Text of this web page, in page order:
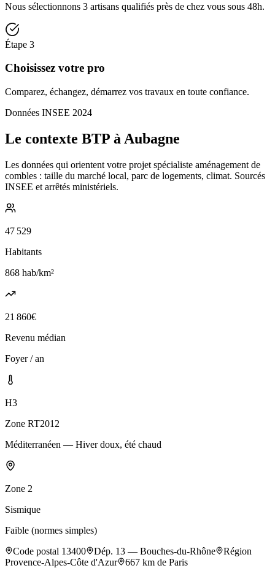
Nous sélectionnons 3 artisans qualifiés près de chez vous sous 48h.
Étape 3
Choisissez votre pro
Comparez, échangez, démarrez vos travaux en toute confiance.
Données INSEE 2024
Le contexte BTP à Aubagne
Les données qui orientent votre projet spécialiste aménagement de
combles : taille du marché local, parc de logements, climat. Sourcés
INSEE et arrêtés ministériels.
47 529
Habitants
868 hab/km²
21 860€
Revenu médian
Foyer / an
H3
Zone RT2012
Méditerranéen — Hiver doux, été chaud
Zone 2
Sismique
Faible (normes simples)
Code postal 13400 Dép. 13 — Bouches-du-Rhône
Région
Provence-Alpes-Côte d'Azur
667 km de Paris